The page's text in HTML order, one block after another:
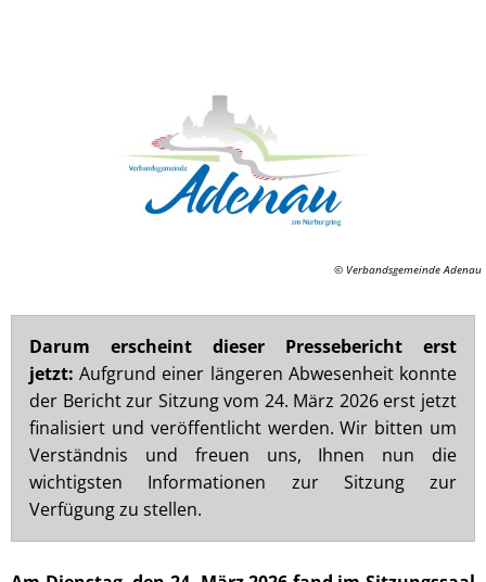
© Verbandsgemeinde Adenau
Darum erscheint dieser Pressebericht erst
jetzt: Aufgrund einer längeren Abwesenheit konnte
der Bericht zur Sitzung vom 24. März 2026 erst jetzt
finalisiert und veröffentlicht werden. Wir bitten um
Verständnis und freuen uns, Ihnen nun die
wichtigsten Informationen zur Sitzung zur
Verfügung zu stellen.